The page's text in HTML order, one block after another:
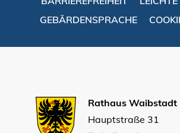
GEBÄRDENSPRACHE
Rathaus Waibstadt
Hauptstraße 31